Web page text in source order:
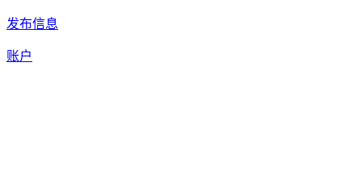
发布信息
账户